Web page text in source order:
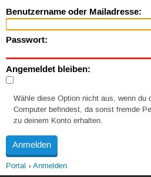
Benutzername oder Mailadresse:
Passwort:
Angemeldet bleiben:
Wähle diese Option nicht aus, wenn du
Computer befindest, da sonst fremde
zu deinem Konto erhalten.
Portal Anmelden